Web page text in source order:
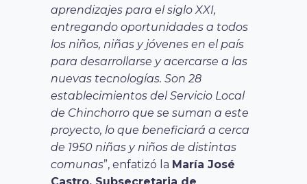
aprendizajes para el siglo XXI,
entregando oportunidades a todos
los niños, niñas y jóvenes en el país
para desarrollarse y acercarse a las
nuevas tecnologías. Son 28
establecimientos del Servicio Local
de Chinchorro que se suman a este
proyecto, lo que beneficiará a cerca
de 1950 niñas y niños de distintas
comunas”, enfatizó la María José